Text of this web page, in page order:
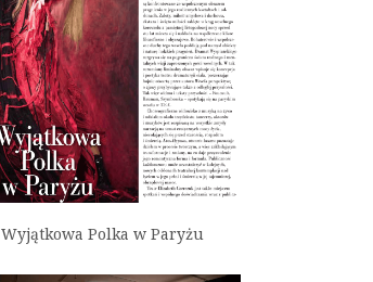
Wyjątkowa Polka w Paryżu